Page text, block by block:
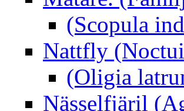
(Scopula
Nattfly
(Oligia
Nässelfjäril